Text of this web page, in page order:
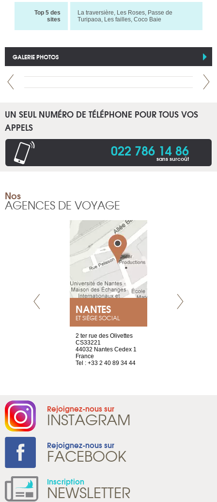
Top 5 des
sites
La traversière, Les Roses, Passe de
Turipaoa, Les failles, Coco Baie
GALERIE PHOTOS
UN SEUL NUMÉRO DE TÉLÉPHONE POUR TOUS VOS
APPELS
022 786 14 86
sans surcoût
Nos
AGENCES DE VOYAGE
NANTES
ET SIÈGE SOCIAL
2 ter rue des Olivettes
CS33221
44032 Nantes Cedex 1
France
Tel : +33 2 40 89 34 44
Rejoignez-nous sur
INSTAGRAM
Rejoignez-nous sur
FACEBOOK
Inscription
NEWSLETTER